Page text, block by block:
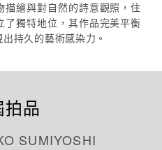
繪與對自然的詩意觀照，住
了獨特地位，其作品完美平衡
持久的藝術感染力。
拍品
SUMIYOSHI